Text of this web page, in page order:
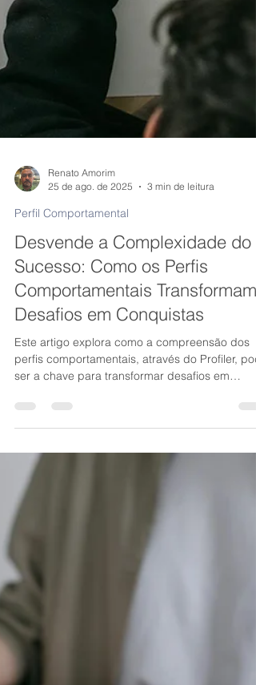
Renato Amorim
25 de ago. de 2025
3 min de leitura
Perfil Comportamental
Desvende a Complexidade do
Sucesso: Como os Perfis
Comportamentais Transformam
Desafios em Conquistas
Este artigo explora como a compreensão dos
perfis comportamentais, através do Profiler,
ser a chave para transformar desafios em
conquistas, revelando que o sucesso não é uma
fórmula mágica, mas sim o resultado de
autoconhecimento, estratégia e muito trabalho.